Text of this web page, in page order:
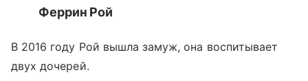
Феррин Рой
В 2016 году Рой вышла замуж, она воспитывает
двух дочерей.